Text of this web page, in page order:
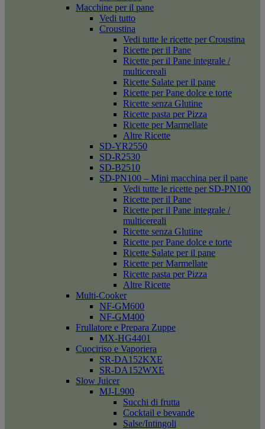
Macchine per il pane
Vedi tutto
Croustina
Vedi tutte le ricette per Croustina
Ricette per il Pane
Ricette per il Pane integrale /
multicereali
Ricette Salate per il pane
Ricette per Pane dolce e torte
Ricette senza Glutine
Ricette pasta per Pizza
Ricette per Marmellate
Altre Ricette
SD-YR2550
SD-R2530
SD-B2510
SD-PN100 – Mini macchina per il pane
Vedi tutte le ricette per SD-PN100
Ricette per il Pane
Ricette per il Pane integrale /
multicereali
Ricette senza Glutine
Ricette per Pane dolce e torte
Ricette Salate per il pane
Ricette per Marmellate
Ricette pasta per Pizza
Altre Ricette
Multi-Cooker
NF-GM600
NF-GM400
Frullatore e Prepara Zuppe
MX-HG4401
Cuociriso e Vaporiera
SR-DA152KXE
SR-DA152WXE
Slow Juicer
MJ-L900
Succhi di frutta
Cocktail e bevande
Salse/Intingoli